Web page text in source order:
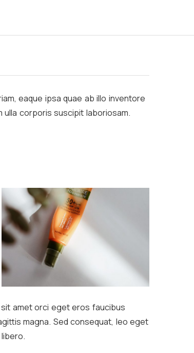
eaque ipsa quae ab illo inventore
corporis suscipit laboriosam.
amet orci eget eros faucibus
magna. Sed consequat, leo eget